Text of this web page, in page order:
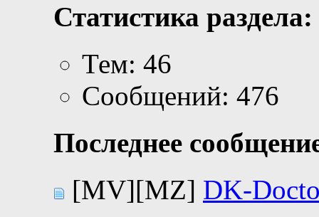
Статистика раздела:
Тем: 46
Сообщений: 476
Последнее
[MV][MZ] DK-